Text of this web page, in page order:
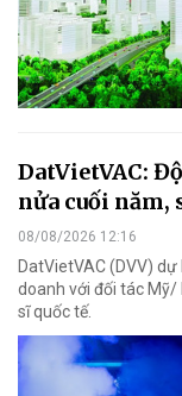
DatVietVAC:
nửa cuối năm,
08/08/2026 12:16
DatVietVAC (DVV)
doanh với đối tác Mỹ/
sĩ quốc tế.